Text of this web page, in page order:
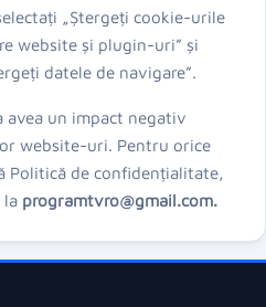
„Ștergeți cookie-urile
website și plugin-uri” și
datele de navigare”.
avea un impact negativ
website-uri. Pentru orice
Politică de confidențialitate,
la programtvro@gmail.com.